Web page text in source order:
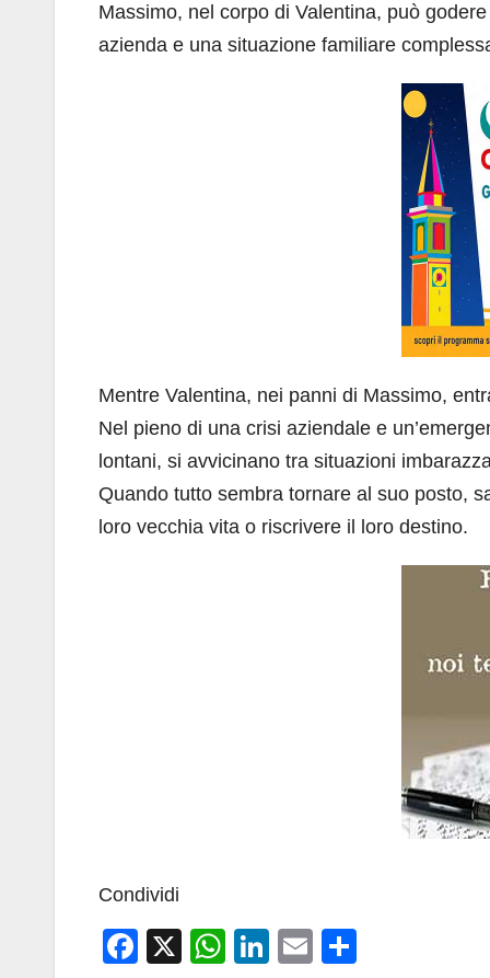
Massimo, nel corpo di Valentina, può
azienda e una situazione familiare
Mentre Valentina, nei panni di Massimo,
Nel pieno di una crisi aziendale e
lontani, si avvicinano tra situazioni
Quando tutto sembra tornare al suo posto,
loro vecchia vita o riscrivere il loro destino.
Condividi
F
X
W
Li
E